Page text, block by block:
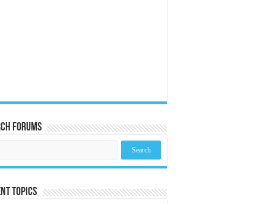
Forums
Topics